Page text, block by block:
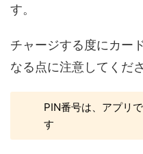
す。
チャージする度にカー
なる点に注意してくださ
PIN番号は、アプリ
す